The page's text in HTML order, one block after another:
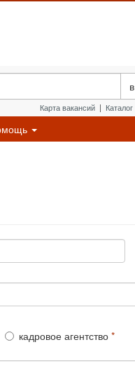
в
Карта вакансий | Каталог
кадровое агентство